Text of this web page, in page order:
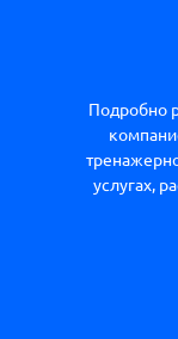
Подробно
услугах,